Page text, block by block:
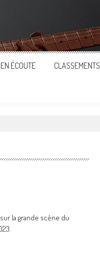
EN ÉCOUTE CLASSEMENTS
la grande scène du